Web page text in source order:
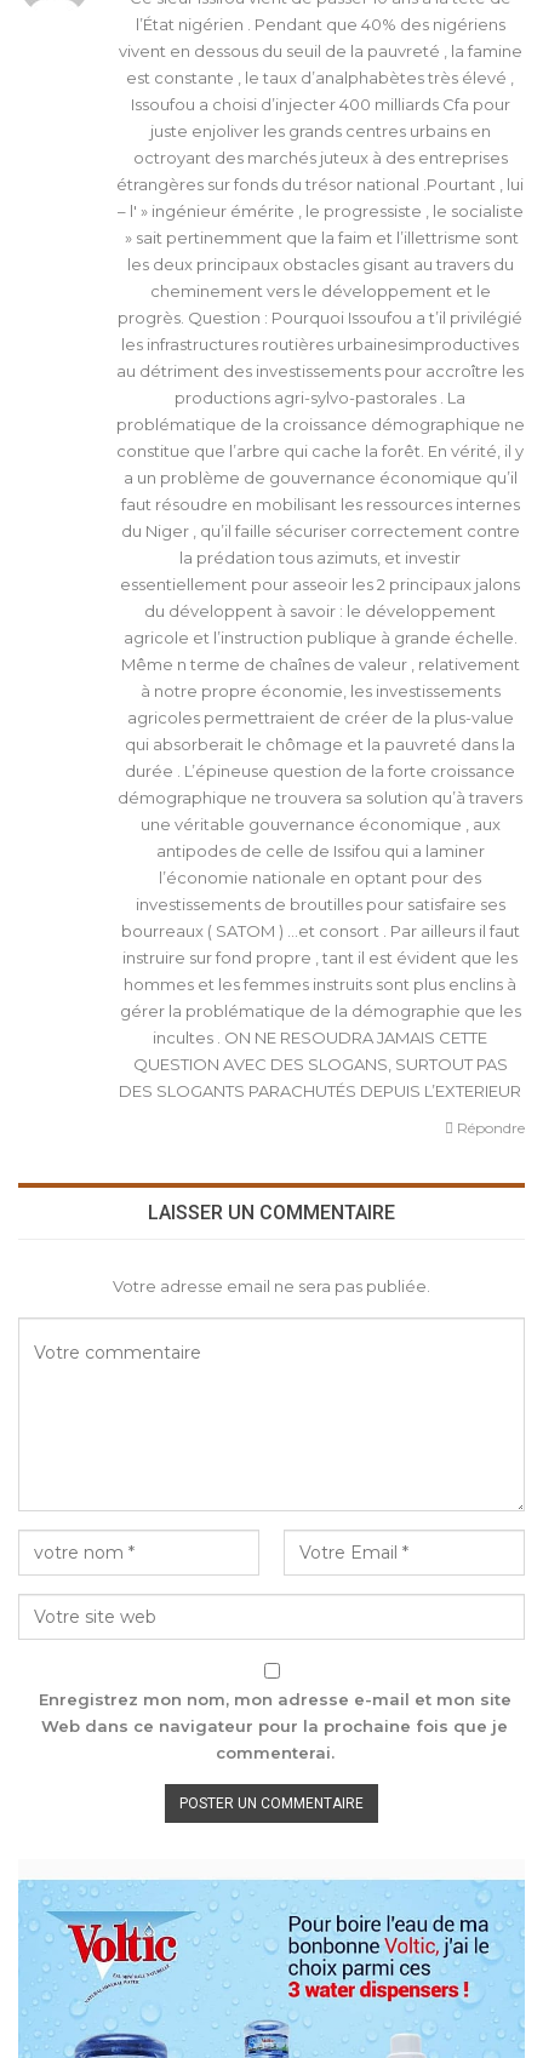
l’État nigérien . Pendant que 40% des nigériens
vivent en dessous du seuil de la pauvreté , la famine
est constante , le taux d’analphabètes très élevé ,
Issoufou a choisi d’injecter 400 milliards Cfa pour
juste enjoliver les grands centres urbains en
octroyant des marchés juteux à des entreprises
étrangères sur fonds du trésor national .Pourtant , lui
– l' » ingénieur émérite , le progressiste , le socialiste
» sait pertinemment que la faim et l’illettrisme sont
les deux principaux obstacles gisant au travers du
cheminement vers le développement et le
progrès. Question : Pourquoi Issoufou a t’il privilégié
les infrastructures routières urbainesimproductives
au détriment des investissements pour accroître les
productions agri-sylvo-pastorales . La
problématique de la croissance démographique ne
constitue que l’arbre qui cache la forêt. En vérité, il y
a un problème de gouvernance économique qu’il
faut résoudre en mobilisant les ressources internes
du Niger , qu’il faille sécuriser correctement contre
la prédation tous azimuts, et investir
essentiellement pour asseoir les 2 principaux jalons
du développent à savoir : le développement
agricole et l’instruction publique à grande échelle.
Même n terme de chaînes de valeur , relativement
à notre propre économie, les investissements
agricoles permettraient de créer de la plus-value
qui absorberait le chômage et la pauvreté dans la
durée . L’épineuse question de la forte croissance
démographique ne trouvera sa solution qu’à travers
une véritable gouvernance économique , aux
antipodes de celle de Issifou qui a laminer
l’économie nationale en optant pour des
investissements de broutilles pour satisfaire ses
bourreaux ( SATOM ) …et consort . Par ailleurs il faut
instruire sur fond propre , tant il est évident que les
hommes et les femmes instruits sont plus enclins à
gérer la problématique de la démographie que les
incultes . ON NE RESOUDRA JAMAIS CETTE
QUESTION AVEC DES SLOGANS, SURTOUT PAS
DES SLOGANTS PARACHUTÉS DEPUIS L’EXTERIEUR
Répondre
LAISSER UN COMMENTAIRE
Votre adresse email ne sera pas publiée.
Enregistrez mon nom, mon adresse e-mail et mon site
Web dans ce navigateur pour la prochaine fois que je
commenterai.